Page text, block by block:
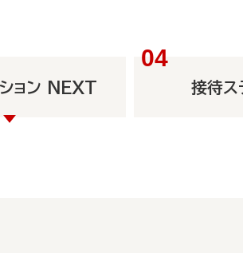
ョン NEXT 接待ス